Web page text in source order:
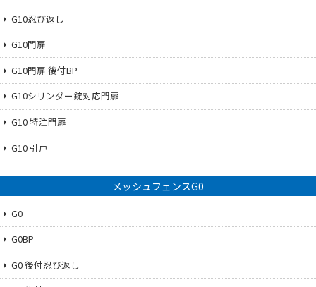
G10忍び返し
G10門扉
G10門扉 後付BP
G10シリンダー錠対応門扉
G10 特注門扉
G10 引戸
メッシュフェンスG0
G0
G0BP
G0 後付忍び返し